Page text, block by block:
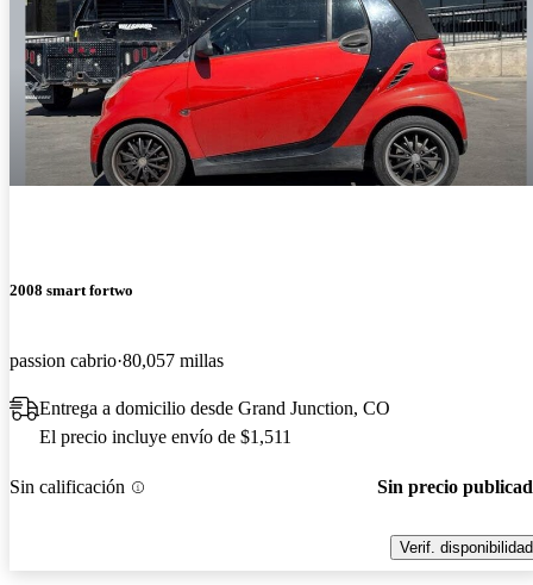
2008 smart fortwo
passion cabrio 80,057 millas
Entrega a domicilio desde Grand Junction, CO
El precio incluye envío de $1,511
Sin calificación Sin precio
Verif. disponibilidad